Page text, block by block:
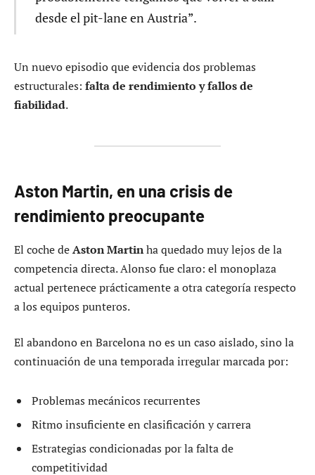
desde el pit-lane en Austria”.
Un nuevo episodio que evidencia dos problemas
estructurales: falta de rendimiento y fallos de
fiabilidad.
Aston Martin, en una crisis de
rendimiento preocupante
El coche deAston Martinha quedado muy lejos de la
competencia directa. Alonso fue claro: el monoplaza
actual pertenece prácticamente a otra categoría respecto
a los equipos punteros.
El abandono en Barcelona no es un caso aislado, sino la
continuación de una temporada irregular marcada por:
Problemas mecánicos recurrentes
Ritmo insuficiente en clasificación y carrera
Estrategias condicionadas por la falta de
competitividad